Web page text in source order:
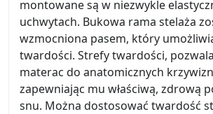
montowane są w niezwykle
uchwytach. Bukowa rama stelaża
wzmocniona pasem, który
twardości. Strefy twardości,
materac do anatomicznych
zapewniając mu właściwą, zdrową
snu. Można dostosować twardość